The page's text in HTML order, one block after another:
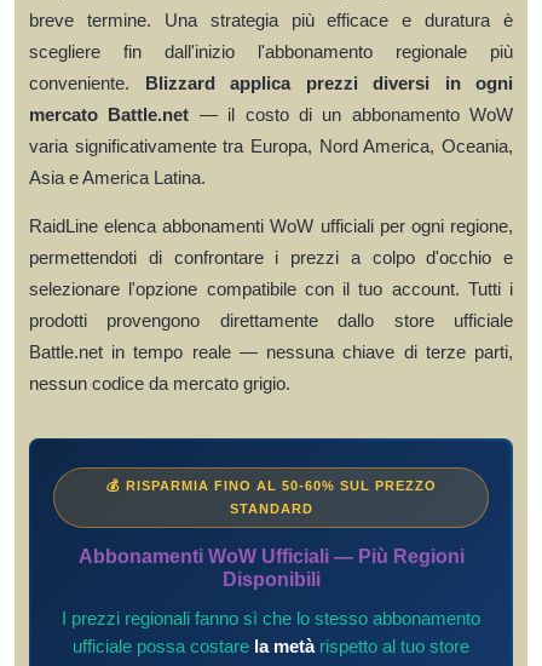
breve termine. Una strategia più efficace e duratura è
scegliere fin dall'inizio l'abbonamento regionale più
conveniente. Blizzard applica prezzi diversi in ogni
mercato Battle.net — il costo di un abbonamento WoW
varia significativamente tra Europa, Nord America, Oceania,
Asia e America Latina.
RaidLine elenca abbonamenti WoW ufficiali per ogni regione,
permettendoti di confrontare i prezzi a colpo d'occhio e
selezionare l'opzione compatibile con il tuo account. Tutti i
prodotti provengono direttamente dallo store ufficiale
Battle.net in tempo reale — nessuna chiave di terze parti,
nessun codice da mercato grigio.
💰 RISPARMIA FINO AL 50-60% SUL PREZZO
STANDARD
Abbonamenti WoW Ufficiali — Più Regioni
Disponibili
I prezzi regionali fanno sì che lo stesso abbonamento
ufficiale possa costare la metàrispetto al tuo store